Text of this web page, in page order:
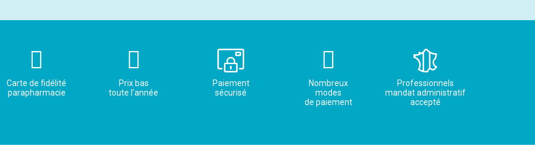
Carte de fidélité
parapharmacie
Prix bas
toute l’année
Paiement
sécurisé
Nombreux
modes
de paiement
Professionnels
mandat administratif
accepté